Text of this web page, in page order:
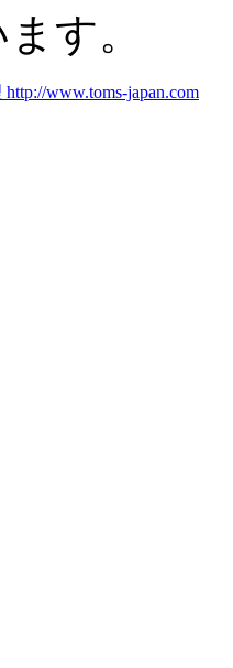
す。
http://www.toms-japan.com